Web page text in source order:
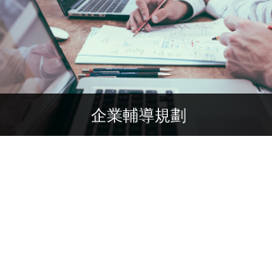
企業輔導規劃